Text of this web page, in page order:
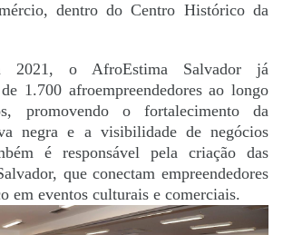
dentro do Centro Histórico da
2021, o AfroEstima Salvador já
1.700 afroempreendedores ao longo
promovendo o fortalecimento da
negra e a visibilidade de negócios
é responsável pela criação das
que conectam empreendedores
em eventos culturais e comerciais.